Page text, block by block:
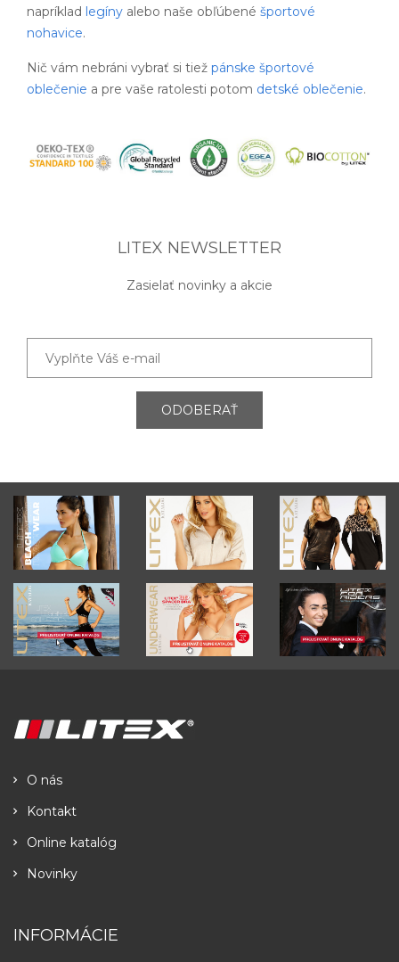
napríklad legíny alebo naše obľúbené športové
nohavice.
Nič vám nebráni vybrať si tiež pánske športové
oblečenie a pre vaše ratolesti potom detské oblečenie.
LITEX NEWSLETTER
Zasielať novinky a akcie
ODOBERAŤ
O nás
Kontakt
Online katalóg
Novinky
INFORMÁCIE